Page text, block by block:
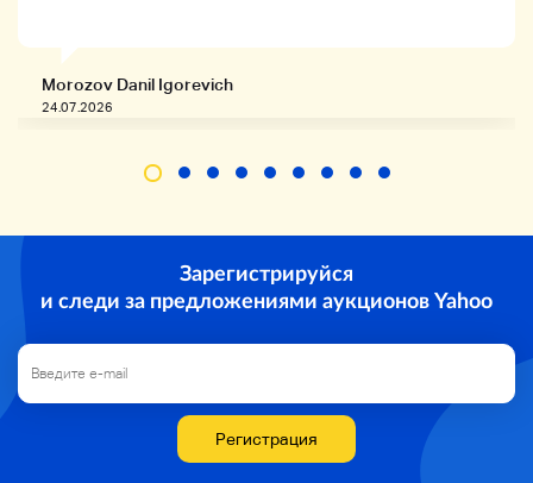
Morozov Danil Igorevich
24.07.2026
Зарегистрируйся
и следи за предложениями аукционов Yahoo
Регистрация